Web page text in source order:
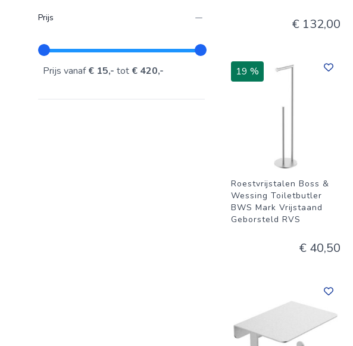
Prijs
Prijs vanaf€ 15,- tot € 420,-
€ 132,00
19 %
Roestvrijstalen Boss &
Wessing Toiletbutler
BWS Mark Vrijstaand
Geborsteld RVS
€ 40,50